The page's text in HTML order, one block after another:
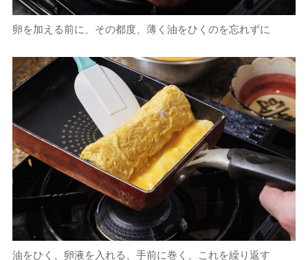
卵を加える前に、その都度、薄く油をひくのを忘れずに
油をひく、卵液を入れる、手前に巻く、これを繰り返す